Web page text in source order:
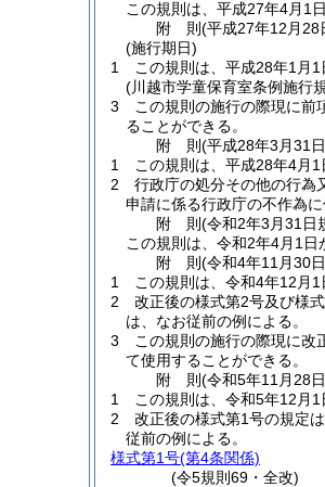
この規則は、平成27年4月1
附 則(平成27年12月28
(施行期日)
1
この規則は、平成28年1月1
(川越市学童保育室条例施行
3
この規則の施行の際現に前
ることができる。
附 則(平成28年3月31
1
この規則は、平成28年4月1
2
行政庁の処分その他の行為
申請に係る行政庁の不作為
附 則(令和2年3月31日
この規則は、令和2年4月1日
附 則(令和4年11月30
1
この規則は、令和4年12月1
2
改正後の様式第2号及び様
は、なお従前の例による。
3
この規則の施行の際現に改
て使用することができる。
附 則(令和5年11月28
1
この規則は、令和5年12月1
2
改正後の様式第1号の規定
従前の例による。
様式第1号(第4条関係)
(令5規則69・全改)